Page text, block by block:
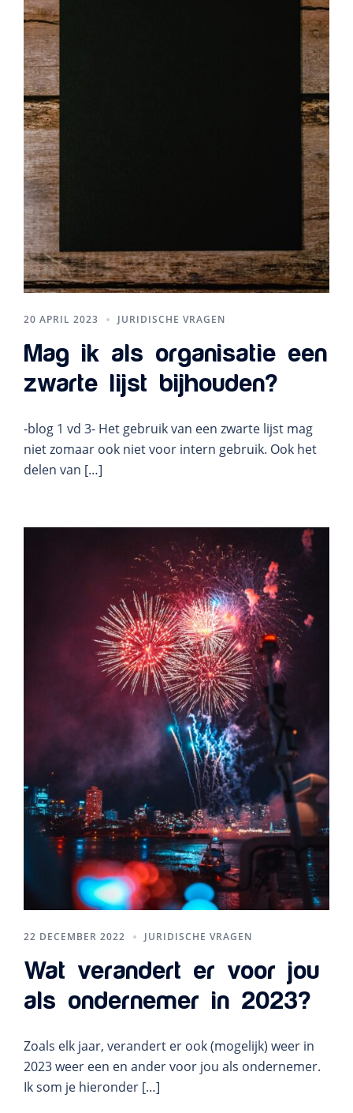
20 APRIL 2023 JURIDISCHE VRAGEN
Mag ik als organisatie een
zwarte lijst bijhouden?
-blog 1 vd 3- Het gebruik van een zwarte lijst mag
niet zomaar ook niet voor intern gebruik. Ook het
delen van […]
22 DECEMBER 2022 JURIDISCHE VRAGEN
Wat verandert er voor jou
als ondernemer in 2023?
Zoals elk jaar, verandert er ook (mogelijk) weer in
2023 weer een en ander voor jou als ondernemer.
Ik som je hieronder […]